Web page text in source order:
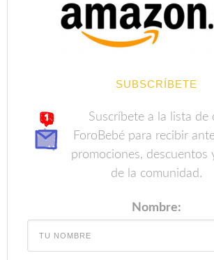
SUBSCRÍBETE
Suscríbete a la lista de
ForoBebé para recibir
promociones, descuentos
de la comunidad.
Nombre: